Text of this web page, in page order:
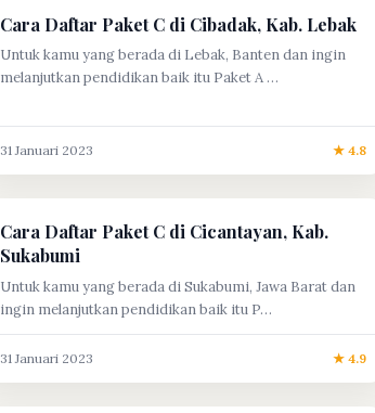
Cara Daftar Paket C di Cibadak, Kab. Lebak
Untuk kamu yang berada di Lebak, Banten dan ingin
melanjutkan pendidikan baik itu Paket A …
31 Januari 2023 ★ 4.8
Cara Daftar Paket C di Cicantayan, Kab.
Sukabumi
Untuk kamu yang berada di Sukabumi, Jawa Barat dan
ingin melanjutkan pendidikan baik itu P…
31 Januari 2023 ★ 4.9